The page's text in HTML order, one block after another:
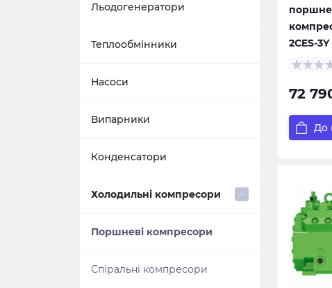
Льодогенератори
Теплообмінники
Пластинчасті теплообмінники
Кожухотрубні
Насоси
Центробіжні насоси
Циркуляційні насоси
Мотопомпи
Випарники
Пластинчасті випарники
Кожухотрубні випарники
Конденсатори
Конденсатори повітряного
Холодильні компресори
Поршневі компресори
Спіральні компресори
2CES-3Y
72
До